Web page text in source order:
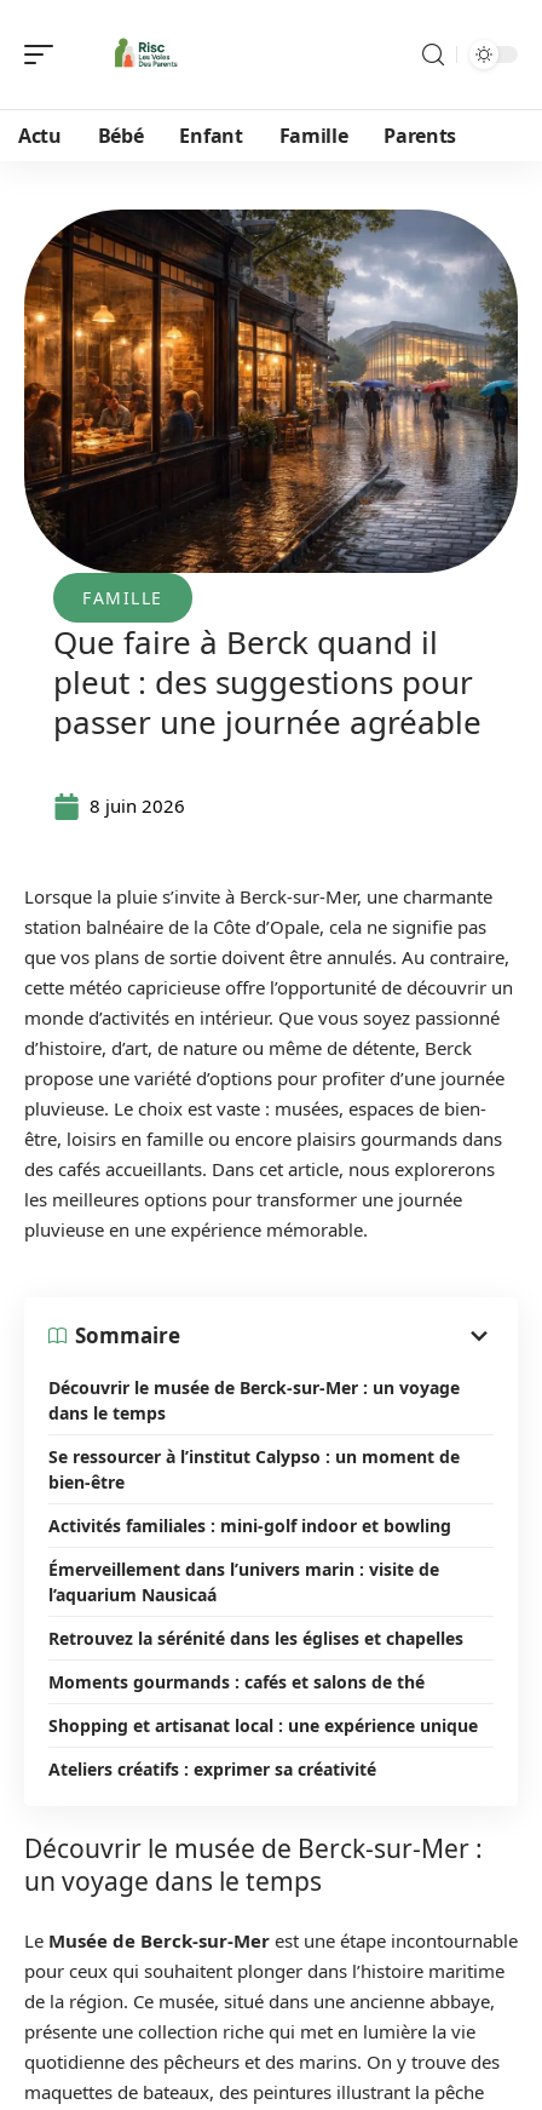
Actu Bébé Enfant Famille Parents
FAMILLE
Que faire à Berck quand il
pleut : des suggestions pour
passer une journée agréable
8 juin 2026
Lorsque la pluie s’invite à Berck-sur-Mer, une charmante
station balnéaire de la Côte d’Opale, cela ne signifie pas
que vos plans de sortie doivent être annulés. Au contraire,
cette météo capricieuse offre l’opportunité de découvrir un
monde d’activités en intérieur. Que vous soyez passionné
d’histoire, d’art, de nature ou même de détente, Berck
propose une variété d’options pour profiter d’une journée
pluvieuse. Le choix est vaste : musées, espaces de bien-
être, loisirs en famille ou encore plaisirs gourmands dans
des cafés accueillants. Dans cet article, nous explorerons
les meilleures options pour transformer une journée
pluvieuse en une expérience mémorable.
Sommaire
Découvrir le musée de Berck-sur-Mer : un voyage
dans le temps
Se ressourcer à l’institut Calypso : un moment de
bien-être
Activités familiales : mini-golf indoor et bowling
Émerveillement dans l’univers marin : visite de
l’aquarium Nausicaá
Retrouvez la sérénité dans les églises et chapelles
Moments gourmands : cafés et salons de thé
Shopping et artisanat local : une expérience unique
Ateliers créatifs : exprimer sa créativité
Découvrir le musée de Berck-sur-Mer :
un voyage dans le temps
Le Musée de Berck-sur-Mer est une étape incontournable
pour ceux qui souhaitent plonger dans l’histoire maritime
de la région. Ce musée, situé dans une ancienne abbaye,
présente une collection riche qui met en lumière la vie
quotidienne des pêcheurs et des marins. On y trouve des
maquettes de bateaux, des peintures illustrant la pêche